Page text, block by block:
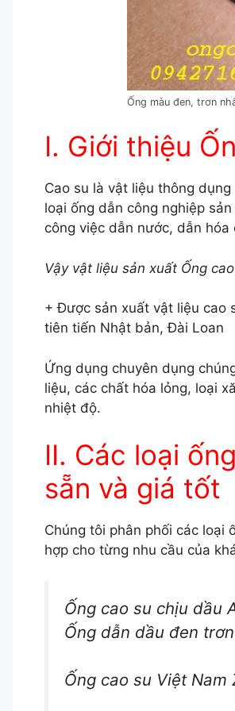
Ống màu đen, trơn
I. Giới thiệu
Cao su là vật liệu thông
loại ống dẫn công nghiệp
công việc dẫn nước, dẫn
Vậy vật liệu sản xuất Ống
+ Được sản xuất vật liệu cao
tiên tiến Nhật bản, Đài Loan
Ứng dụng chuyên dụng
liệu, các chất hóa lỏng, loại
nhiệt độ.
II. Các loại
sẵn và giá tốt
Chúng tôi phân phối các loại
hợp cho từng nhu cầu của
Ống cao su chịu dầu
Ống dẫn dầu đen trơn
Ống cao su Việt Nam